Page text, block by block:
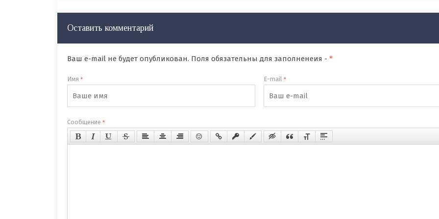
Оставить комментарий
Ваш e-mail не будет опубликован. Поля обязательны для заполненеия - *
Имя * E-mail *
Сообщение *